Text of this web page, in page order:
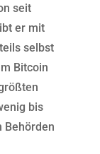
seit
er mit
selbst
Bitcoin
bis
Behörden